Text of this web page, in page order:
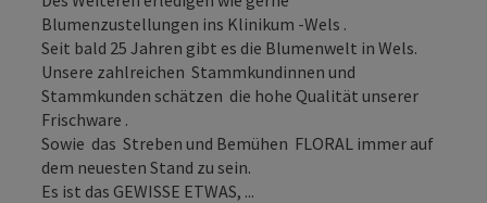
Blumenzustellungen ins Klinikum -Wels .
Seit bald 25 Jahren gibt es die Blumenwelt in Wels.
Unsere zahlreichen Stammkundinnen und
Stammkunden schätzen die hohe Qualität unserer
Frischware .
Sowie das Streben und Bemühen FLORAL immer auf
dem neuesten Stand zu sein.
Es ist das GEWISSE ETWAS, ...